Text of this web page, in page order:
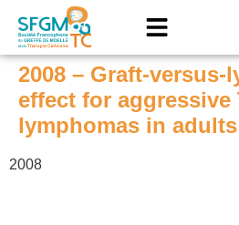
2008 – Graft-versus-
effect for aggressive
lymphomas in adults
2008